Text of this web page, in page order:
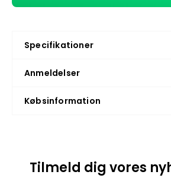
Specifikationer
Anmeldelser
Købsinformation
Tilmeld dig vores